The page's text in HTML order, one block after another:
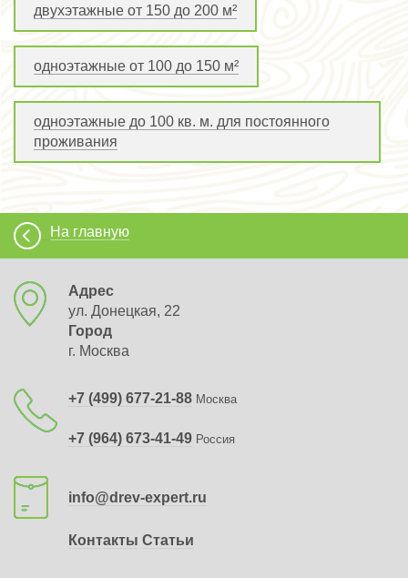
двухэтажные от 150 до 200 м²
одноэтажные от 100 до 150 м²
одноэтажные до 100 кв. м. для постоянного
проживания
На главную
Адрес
ул. Донецкая, 22
Город
г. Москва
+7 (499) 677-21-88 Москва
+7 (964) 673-41-49 Россия
info@drev-expert.ru
Контакты Статьи